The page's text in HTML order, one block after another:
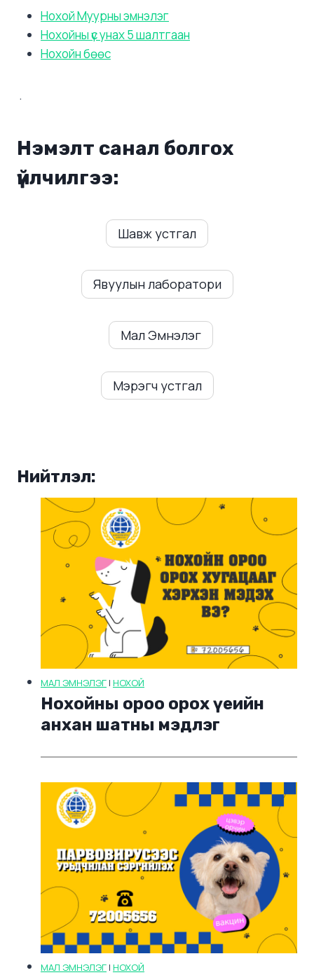
Нохой Муурны эмнэлэг
Нохойны үс унах 5 шалтгаан
Нохойн бөөс
.
Нэмэлт санал болгох
үйлчилгээ:
Шавж устгал
Явуулын лаборатори
Мал Эмнэлэг
Мэрэгч устгал
Нийтлэл:
МАЛ ЭМНЭЛЭГ | НОХОЙ
Нохойны ороо орох үеийн
анхан шатны мэдлэг
МАЛ ЭМНЭЛЭГ | НОХОЙ